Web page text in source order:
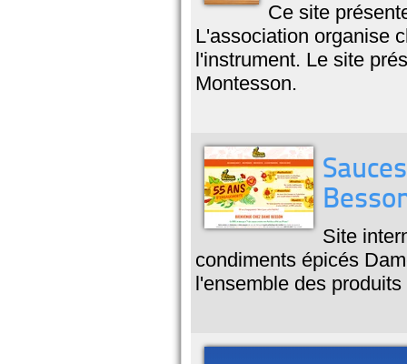
Ce site
L'association organise
l'instrument. Le site
Montesson.
Site
condiments épicés
l'ensemble des